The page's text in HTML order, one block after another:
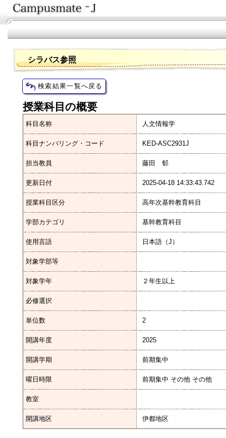
シラバス参照
授業科目の概要
科目名称 人文情報学
科目ナンバリング・コード KED-ASC2931J
担当教員 藤田 郁
更新日付 2025-04-18 14:33:43.742
授業科目区分 高年次基幹教育科目
学部カテゴリ 基幹教育科目
使用言語 日本語（J）
対象学部等
対象学年 ２年生以上
必修選択
単位数 2
開講年度 2025
開講学期 前期集中
曜日時限 前期集中 その他 その他
教室
開講地区 伊都地区